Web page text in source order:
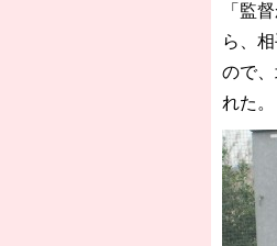
「監
ら、
ので
れた。